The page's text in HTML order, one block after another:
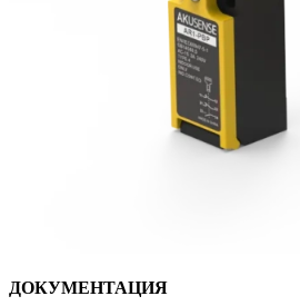
ДОКУМЕНТАЦИЯ